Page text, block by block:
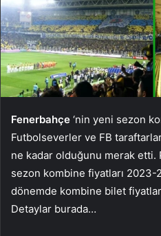
Fenerbahçe ‘nin yeni sezon
Futbolseverler ve FB
ne kadar olduğunu merak etti.
sezon kombine fiyatları 2023-
dönemde kombine bilet
Detaylar burada…